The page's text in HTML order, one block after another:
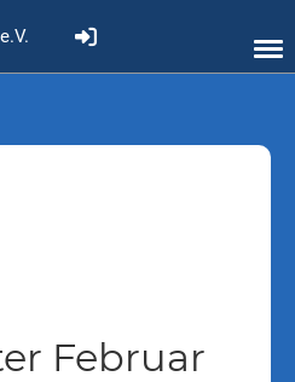
Februar